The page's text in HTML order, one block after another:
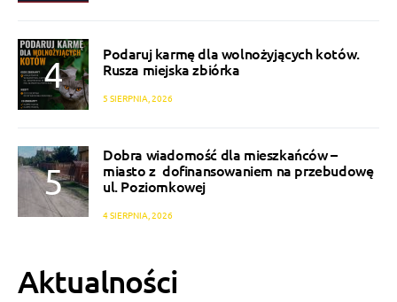
Podaruj karmę dla wolnożyjących kotów.
Rusza miejska zbiórka
5 SIERPNIA, 2026
Dobra wiadomość dla mieszkańców –
miasto z dofinansowaniem na przebudowę
ul. Poziomkowej
4 SIERPNIA, 2026
Aktualności